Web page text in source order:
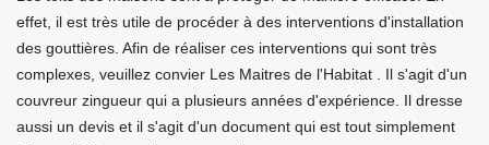
effet, il est très utile de procéder à des interventions d'installation
des gouttières. Afin de réaliser ces interventions qui sont très
complexes, veuillez convier Les Maitres de l'Habitat . Il s'agit d'un
couvreur zingueur qui a plusieurs années d'expérience. Il dresse
aussi un devis et il s'agit d'un document qui est tout simplement